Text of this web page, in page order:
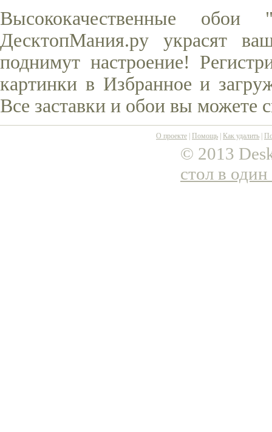
Высококачественные
ДесктопМания.ру украсят
поднимут настроение!
картинки в Избранное и
Все заставки и обои вы можете
О проекте Помощь Как удалить
© 2013
стол в